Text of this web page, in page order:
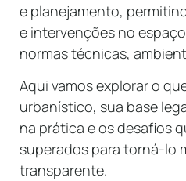
e planejamento,
e intervenções no
normas técnicas,
Aqui vamos explorar o
urbanístico, sua base
na prática e os desafios
superados para torná-lo
transparente.